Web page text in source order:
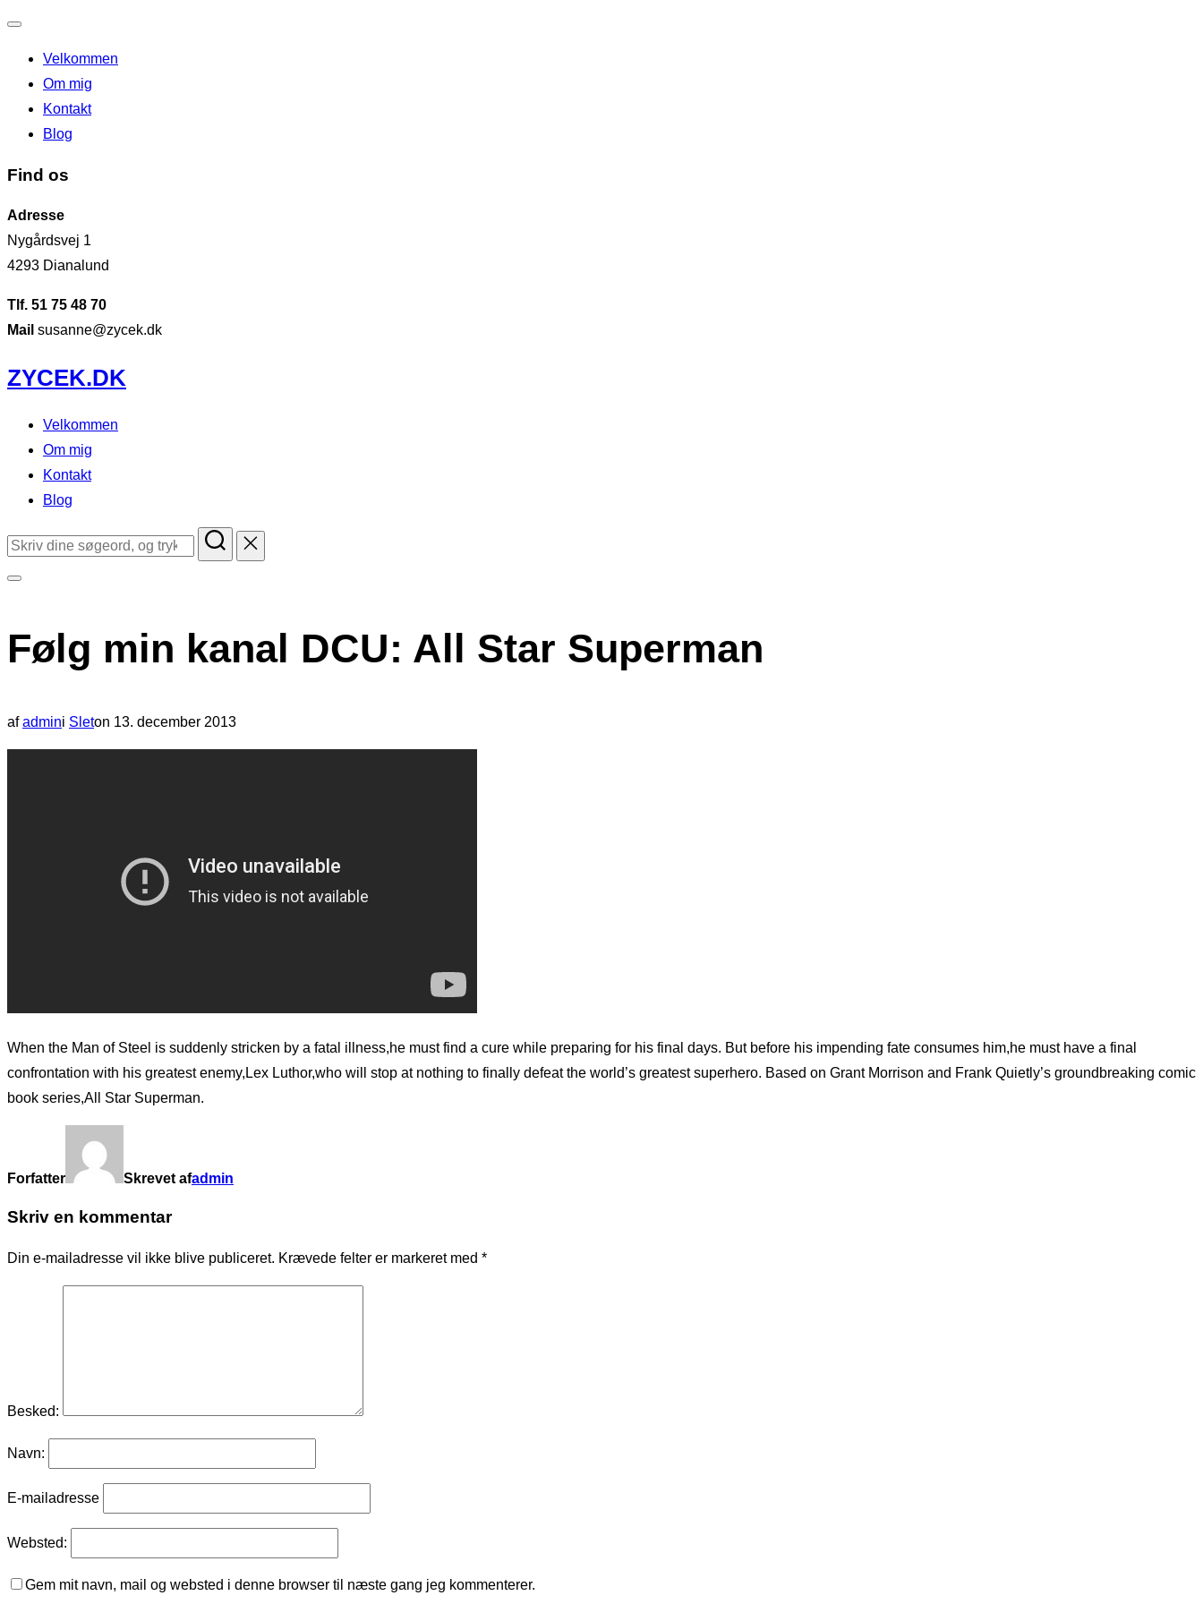
navigation
til/fra
Velkommen
Om mig
Kontakt
Blog
Find os
Adresse
Nygårdsvej 1
4293 Dianalund
Tlf. 51 75 48 70
Mail susanne@zycek.dk
Videre
til
indhold
ZYCEK.DK
Velkommen
Om mig
Kontakt
Blog
Søg
i
sidekolonne
Følg min kanal DCU: All Star Superman
afadmini Sleton Udgivet
d.
13. december 2013
When the Man of Steel is suddenly stricken by a fatal illness,he must find a cure while preparing for his final days. But before his impending fate consumes him,he must have a final
confrontation with his greatest enemy,Lex Luthor,who will stop at nothing to finally defeat the world’s greatest superhero. Based on Grant Morrison and Frank Quietly’s groundbreaking comic
book series,All Star Superman.
Forfatter Skrevet afadmin
Skriv en kommentar
Din e-mailadresse vil ikke blive publiceret. Krævede felter er markeret med *
Besked:
Navn:
E-mailadresse
Websted:
Gem mit navn, mail og websted i denne browser til næste gang jeg kommenterer.